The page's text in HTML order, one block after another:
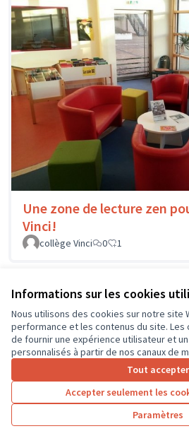
Informations sur les cookies
Nous utilisons des cookies sur notre site
performance et les contenus du site.
de fournir une expérience utilisateur et
personnalisés à partir de nos canaux de
Tout accepter
Accepter seulement les
Paramètres
Une zone de lecture zen
Vinci!
collège Vinci
0 1